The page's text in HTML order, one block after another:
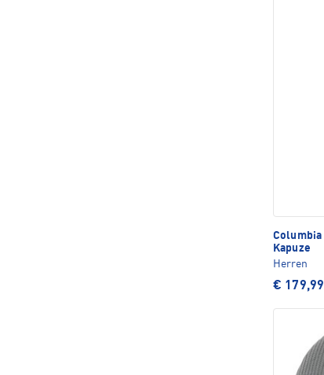
Columbia
Kapuze
Herren
€ 179,99